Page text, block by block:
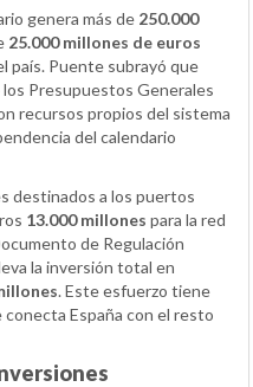
genera más de 250.000
25.000 millones de euros
país. Puente subrayó que
Presupuestos Generales
recursos propios del sistema
del calendario
destinados a los puertos
13.000 millones para la red
de Regulación
la inversión total en
. Este esfuerzo tiene
España con el resto